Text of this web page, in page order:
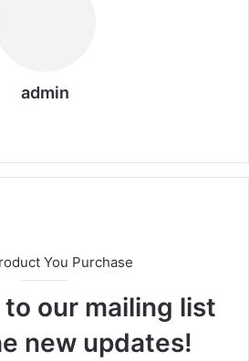
admin
eit
You Purchase
our mailing list
new updates!